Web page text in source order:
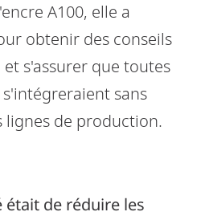
A100, elle a
obtenir des conseils
s'assurer que toutes
sans
lignes de production.
de réduire les